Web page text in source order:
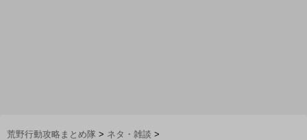
荒野行動攻略まとめ隊 > ネタ・雑談 >